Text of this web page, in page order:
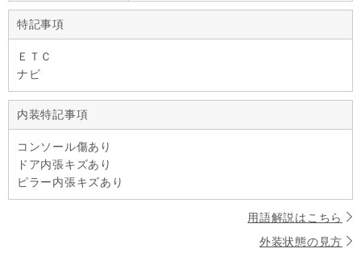
特記事項
ＥＴＣ
ナビ
内装特記事項
コンソール傷あり
ドア内張キズあり
ピラー内張キズあり
用語解説はこちら
外装状態の見方